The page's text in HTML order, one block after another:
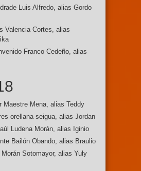
Luis Alfredo, alias Gordo
Valencia Cortes, alias
Franco Cedeño, alias
Maestre Mena, alias Teddy
orellana seigua, alias Jordan
Ludena Morán, alias Iginio
Bailón Obando, alias Braulio
Sotomayor, alias Yuly